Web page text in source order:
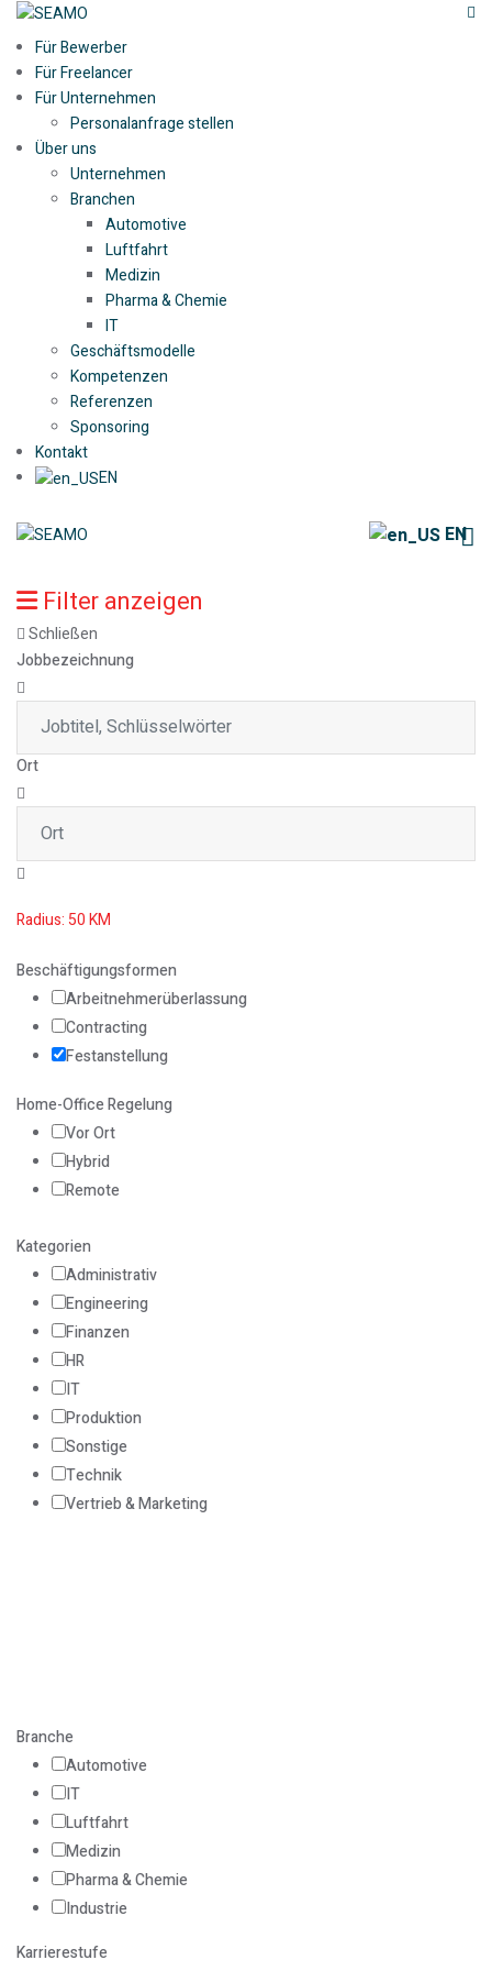
Für Bewerber
Für Freelancer
Für Unternehmen
Personalanfrage stellen
Über uns
Unternehmen
Branchen
Automotive
Luftfahrt
Medizin
Pharma & Chemie
IT
Geschäftsmodelle
Kompetenzen
Referenzen
Sponsoring
Kontakt
EN
EN
Filter anzeigen
Schließen
Jobbezeichnung
Ort
Radius: 50KM
Beschäftigungsformen
Arbeitnehmerüberlassung
Contracting
Festanstellung
Home-Office Regelung
Vor Ort
Hybrid
Remote
Kategorien
Administrativ
Engineering
Finanzen
HR
IT
Produktion
Sonstige
Technik
Vertrieb & Marketing
Branche
Automotive
IT
Luftfahrt
Medizin
Pharma & Chemie
Industrie
Karrierestufe